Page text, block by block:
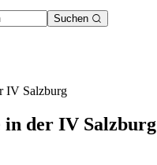
Suchen
IV Salzburg
in der IV Salzburg